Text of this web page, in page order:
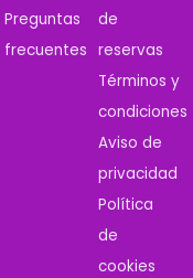
Preguntas
frecuentes
de
reservas
Términos y
condiciones
Aviso de
privacidad
Política
de
cookies